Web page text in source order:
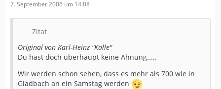
7. September 2006 um 14:08
Zitat
Original von Karl-Heinz "Kalle"
Du hast doch überhaupt keine Ahnung.....
Wir werden schon sehen, dass es mehr als 700 wie in
Gladbach an ein Samstag werden